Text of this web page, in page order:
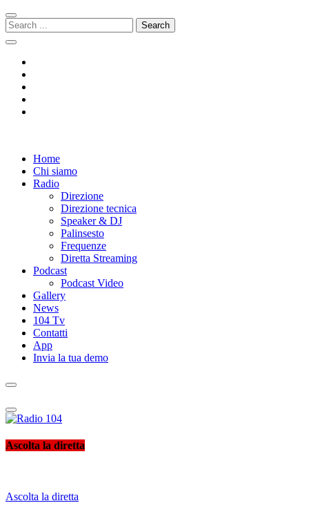
Skip
to
navigation
Skip
to
content
Search
for:
Radio 104
Like It !Home
Chi siamo
Radio
Direzione
Direzione tecnica
Speaker & DJ
Palinsesto
Frequenze
Diretta Streaming
Podcast
Podcast Video
Gallery
News
104 Tv
Contatti
App
Invia la tua demo
Radio 104
Like It !
Ascolta la diretta
Ascolta la diretta